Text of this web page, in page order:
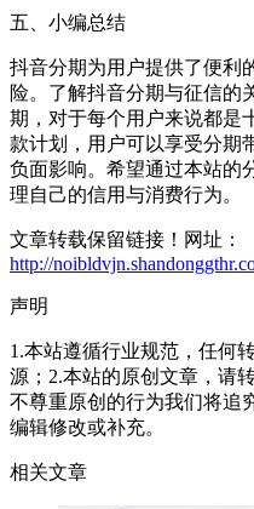
五、小编总结
抖音分期为用户提供了便利
险。了解抖音分期与征信的
期，对于每个用户来说都是
款计划，用户可以享受分期
负面影响。希望通过本站的
理自己的信用与消费行为。
文章转载保留链接！网址：
http://
声明
1.本站遵循行业规范，任何
源；2.本站的原创文章，请
不尊重原创的行为我们将追
编辑修改或补充。
相关文章